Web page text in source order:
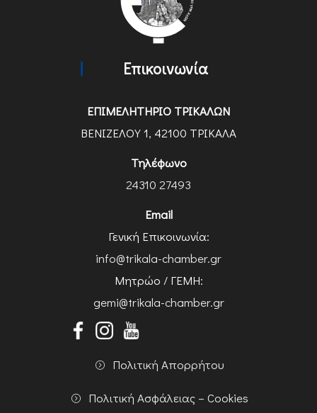
Επικοινωνία
ΕΠΙΜΕΛΗΤΗΡΙΟ ΤΡΙΚΑΛΩΝ
ΒΕΝΙΖΕΛΟΥ 1, 42100 ΤΡΙΚΑΛΑ
Τηλέφωνο
24310 27493
Email
Γενική Επικοινωνία:
info@trikala-chamber.gr
Μητρώο / ΓΕΜΗ:
gemi@trikala-chamber.gr
Πολιτική Απορρήτου
Πολιτική Ασφάλειας – Cookies